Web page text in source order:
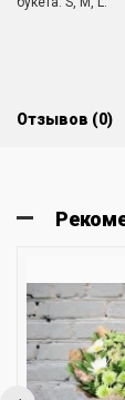
Отзывов (0)